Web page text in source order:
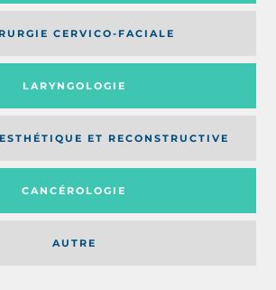
CERVICO-FACIALE
AUTRE
LARYNGOLOGIE
ET RECONSTRUCTIVE
CANCÉROLOGIE